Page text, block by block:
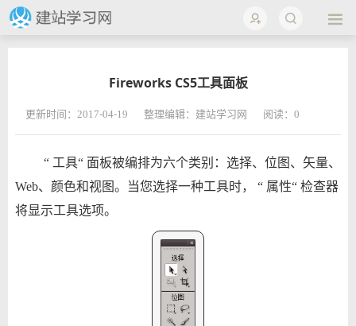
Fireworks CS5工具面板
更新时间：2017-04-19 整理编辑：建站学习网 阅读： 0
“ 工具“ 面板被编排为六个类别：选择、位图、矢量、
Web、颜色和视图。当您选择一种工具时， “ 属性“ 检查器
将显示工具选项。